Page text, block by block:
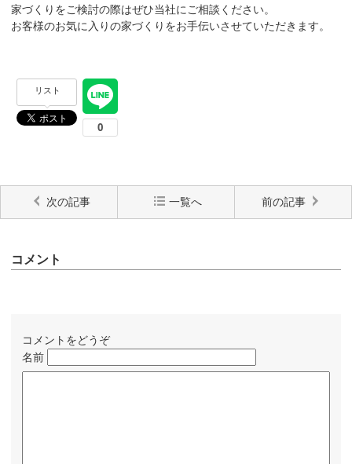
家づくりをご検討の際はぜひ当社にご相談ください。
お客様のお気に入りの家づくりをお手伝いさせていただきます。
リスト
次の記事 一覧へ 前の記事
コメント
コメントをどうぞ
名前